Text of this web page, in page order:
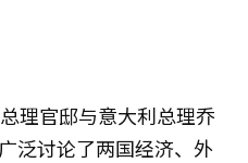
理官邸与意大利总理乔
泛讨论了两国经济、外